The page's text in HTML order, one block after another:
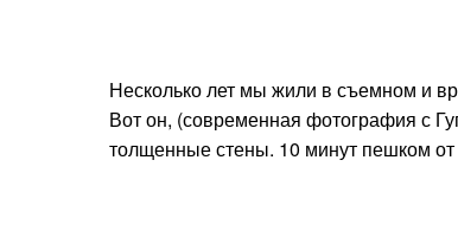
Несколько лет мы жили в съемном и
Вот он, (современная фотография с
толщенные стены. 10 минут пешком